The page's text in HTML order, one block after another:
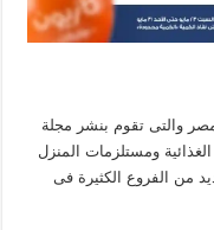
والتى تقوم بنشر مجلة
ومستلزمات المنزل
من الفروع الكثيرة فى